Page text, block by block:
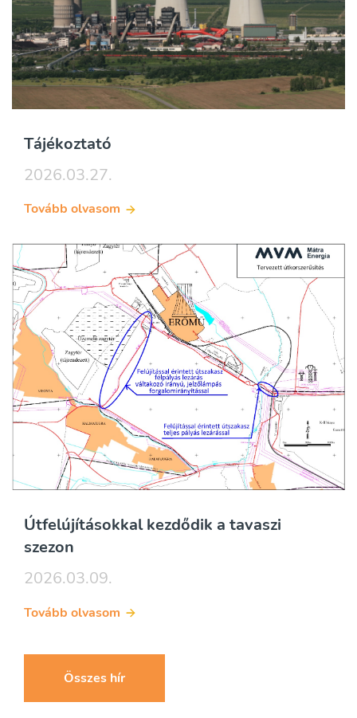
Tájékoztató
2026.03.27.
Tovább olvasom
Útfelújításokkal kezdődik a tavaszi
szezon
2026.03.09.
Tovább olvasom
Összes hír